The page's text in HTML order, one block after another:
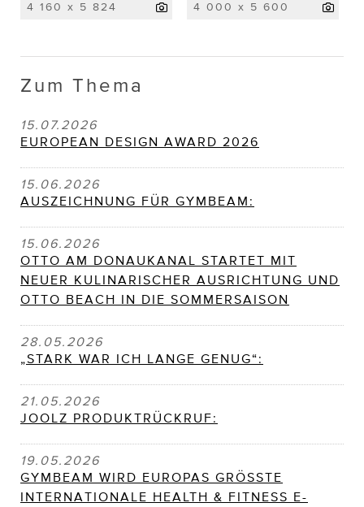
4 160 x 5 824 4 000 x 5 600
Zum Thema
15.07.2026
EUROPEAN DESIGN AWARD 2026
15.06.2026
AUSZEICHNUNG FÜR GYMBEAM:
15.06.2026
OTTO AM DONAUKANAL STARTET MIT
NEUER KULINARISCHER AUSRICHTUNG UND
OTTO BEACH IN DIE SOMMERSAISON
28.05.2026
„STARK WAR ICH LANGE GENUG“:
21.05.2026
JOOLZ PRODUKTRÜCKRUF:
19.05.2026
GYMBEAM WIRD EUROPAS GRÖSSTE
INTERNATIONALE HEALTH & FITNESS E-